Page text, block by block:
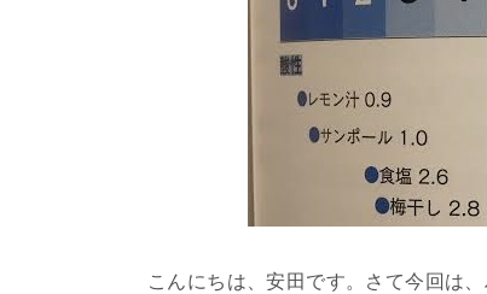
こんにちは、安田です。さて今回は